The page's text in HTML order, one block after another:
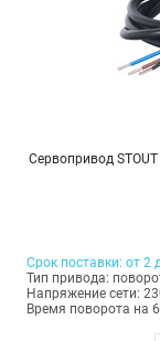
Сервопривод
Срок поставки: от 2
Тип привода:
Напряжение сети:
Время поворота на